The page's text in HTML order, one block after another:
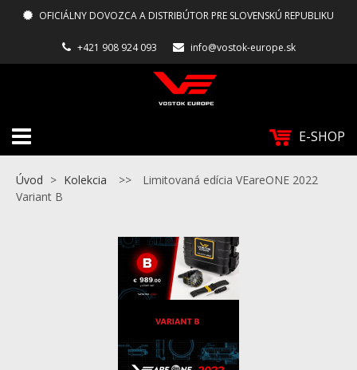
OFICIÁLNY DOVOZCA A DISTRIBÚTOR PRE SLOVENSKÚ REPUBLIKU
+421 908 924 093 info@vostok-europe.sk
E-SHOP
Úvod > Kolekcia >>
Limitovaná edícia VEareONE 2022
Variant B